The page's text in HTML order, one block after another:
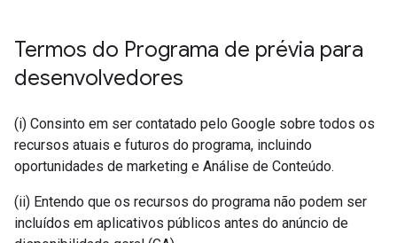
Termos do Programa de prévia para
desenvolvedores
(i) Consinto em ser contatado pelo Google sobre todos os
recursos atuais e futuros do programa, incluindo
oportunidades de marketing e Análise de Conteúdo.
(ii) Entendo que os recursos do programa não podem ser
incluídos em aplicativos públicos antes do anúncio de